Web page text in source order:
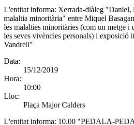
L'entitat informa: Xerrada-diàleg "Daniel,
malaltia minoritària" entre Miquel
les malalties minoritàries (com un metge i
les seves vivències personals) i exposició
Vandrell"
Data:
15/12/2019
Hora:
10:00
Lloc:
Plaça Major Calders
L'entitat informa: 10.00 "PEDALA-